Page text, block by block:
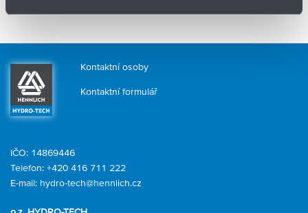
Kontaktní osoby
Kontaktní formulář
IČO: 14869446
Telefon: +420 416 711 222
E-mail: hydro-tech@hennlich.cz